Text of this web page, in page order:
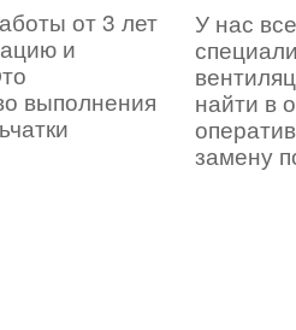
от 3 лет
и
выполнения
У нас
найти в
замену